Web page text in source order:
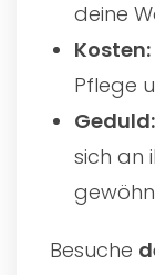
deine
Kosten:
Pflege
Geduld:
sich an
Besuche